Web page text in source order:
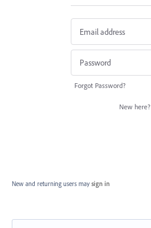
Forgot Password?
New here?
New and returning users may sign in